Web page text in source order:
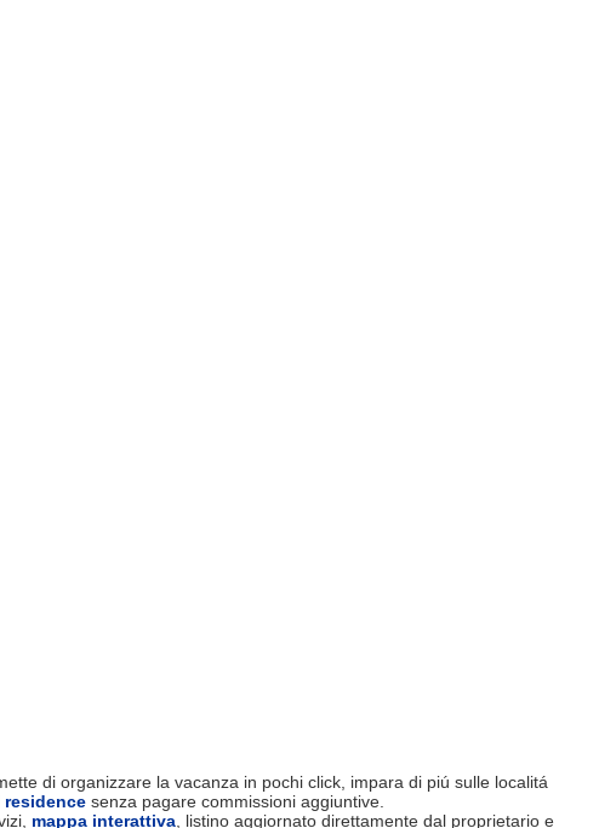
di organizzare la vacanza in pochi click, impara di piú sulle localitá
residence senza pagare commissioni aggiuntive.
mappa interattiva , listino aggiornato direttamente dal proprietario e